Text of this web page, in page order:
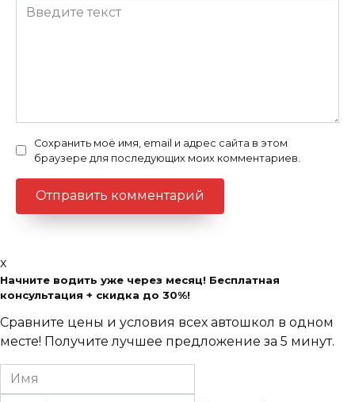
Сохранить моё имя, email и адрес сайта в этом
браузере для последующих моих комментариев.
x
Начните водить уже через месяц! Бесплатная
консультация + скидка до 30%!
Сравните цены и условия всех автошкол в одном
месте! Получите лучшее предложение за 5 минут.